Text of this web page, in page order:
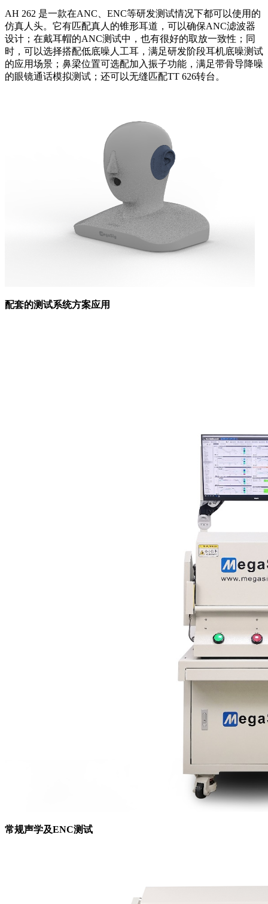
AH 262 是一款在ANC、ENC等研发测试情况下都可以使用的
仿真人头。它有匹配真人的锥形耳道，可以确保ANC滤波器
设计；在戴耳帽的ANC测试中，也有很好的取放一致性；同
时，可以选择搭配低底噪人工耳，满足研发阶段耳机底噪测试
的应用场景；鼻梁位置可选配加入振子功能，满足带骨导降噪
的眼镜通话模拟测试；还可以无缝匹配TT 626转台。
配套的测试系统方案应用
常规声学及ENC测试